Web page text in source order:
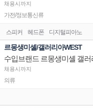
채용시까지
가전/정보통신류
스피커 헤드폰 디지털피아노
르몽생미셸/갤러리아WEST
수입브랜드 르몽생미셸 갤
채용시까지
의류